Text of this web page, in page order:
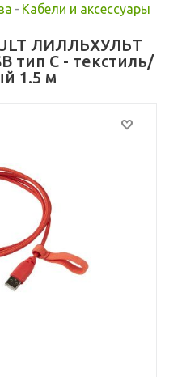
- Кабели и аксессуары
ЛИЛЛЬХУЛЬТ
тип С - текстиль/
1.5 м